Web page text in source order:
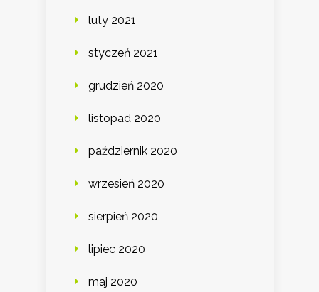
luty 2021
styczeń 2021
grudzień 2020
listopad 2020
październik 2020
wrzesień 2020
sierpień 2020
lipiec 2020
maj 2020